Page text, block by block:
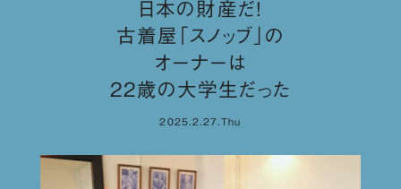
日本の財産だ！
古着屋「スノッブ」の
オーナーは
22歳の大学生だった
2025.2.27.Thu